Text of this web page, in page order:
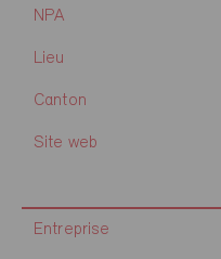
NPA
Lieu
Canton
Site web
Entreprise